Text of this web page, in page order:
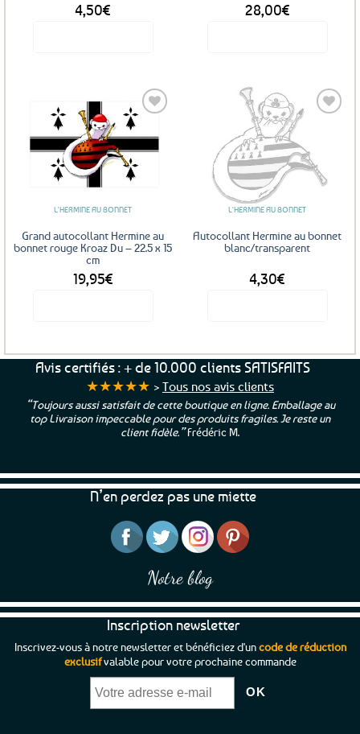
4,50€ 28,00€
Ajouter
L'HERMINE AU BONNET
Grand autocollant Hermine au
bonnet rouge Kroaz Du – 22.5 x 15
cm
19,95€
Ajouter
favoris
L'HERMINE AU BONNET
Autocollant Hermine au bonnet
blanc/transparent
4,30€
Avis certifiés : + de 10.000 clients SATISFAITS
★★★★★ > Tous nos avis clients
“Toujours aussi satisfait de cette boutique en ligne. Emballage au
top Livraison impeccable pour des produits fragiles. Je reste un
client fidèle.”Frédéric M.
N’en perdez pas une miette
Notre blog
Inscription newsletter
Inscrivez-vous à notre newsletter et bénéficiez d'uncode de réduction
exclusifvalable pour votre prochaine commande